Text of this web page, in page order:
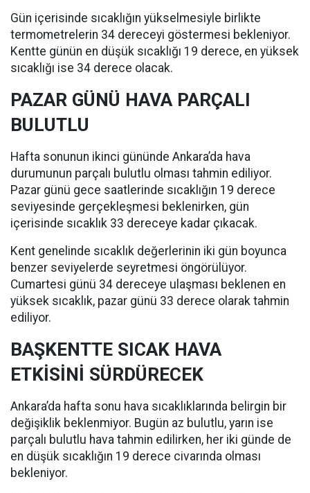
Gün içerisinde sıcaklığın yükselmesiyle birlikte
termometrelerin 34 dereceyi göstermesi bekleniyor.
Kentte günün en düşük sıcaklığı 19 derece, en yüksek
sıcaklığı ise 34 derece olacak.
PAZAR GÜNÜ HAVA PARÇALI
BULUTLU
Hafta sonunun ikinci gününde Ankara’da hava
durumunun parçalı bulutlu olması tahmin ediliyor.
Pazar günü gece saatlerinde sıcaklığın 19 derece
seviyesinde gerçekleşmesi beklenirken, gün
içerisinde sıcaklık 33 dereceye kadar çıkacak.
Kent genelinde sıcaklık değerlerinin iki gün boyunca
benzer seviyelerde seyretmesi öngörülüyor.
Cumartesi günü 34 dereceye ulaşması beklenen en
yüksek sıcaklık, pazar günü 33 derece olarak tahmin
ediliyor.
BAŞKENTTE SICAK HAVA
ETKİSİNİ SÜRDÜRECEK
Ankara’da hafta sonu hava sıcaklıklarında belirgin bir
değişiklik beklenmiyor. Bugün az bulutlu, yarın ise
parçalı bulutlu hava tahmin edilirken, her iki günde de
en düşük sıcaklığın 19 derece civarında olması
bekleniyor.